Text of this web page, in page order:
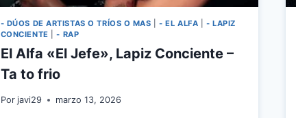
- DÚOS DE ARTISTAS O TRÍOS O MAS |- EL ALFA
- LAPIZ
CONCIENTE |- RAP
El Alfa «El Jefe», Lapiz Conciente –
Ta to frio
Por javi29 marzo 13, 2026